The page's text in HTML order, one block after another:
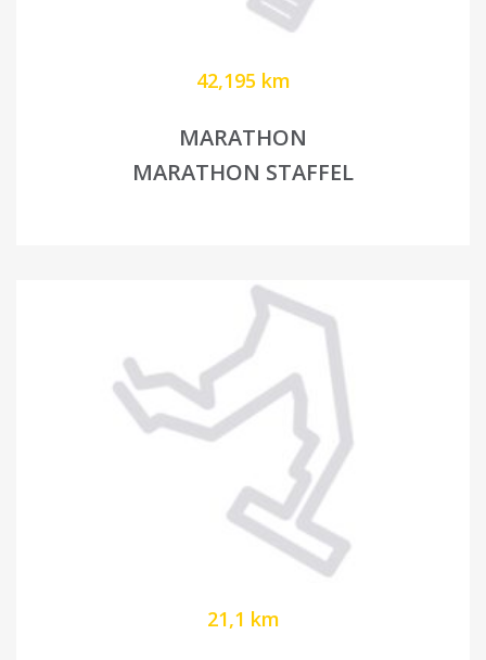
42,195 km
MARATHON
MARATHON STAFFEL
21,1 km